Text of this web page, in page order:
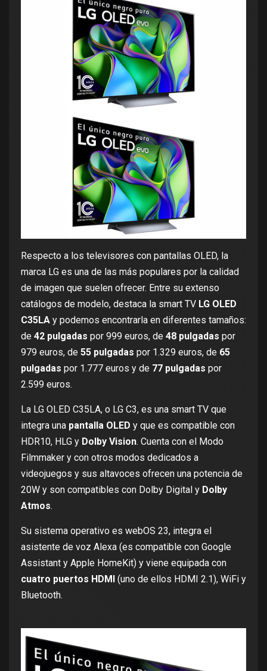
Respecto a los televisores con pantallas OLED, la
marca LG es una de las más populares por la calidad
de imagen que suelen ofrecer. Entre su extenso
catálogos de modelo, destaca la smart TV LG OLED
C35LA y podemos encontrarla en diferentes tamaños:
de 42 pulgadas por 999 euros, de 48 pulgadas por
979 euros, de 55 pulgadas por 1.329 euros, de 65
pulgadas por 1.777 euros y de 77 pulgadas por
2.599 euros.
La LG OLED C35LA, o LG C3, es una smart TV que
integra una pantalla OLED y que es compatible con
HDR10, HLG y Dolby Vision. Cuenta con el Modo
Filmmaker y con otros modos dedicados a
videojuegos y sus altavoces ofrecen una potencia de
20W y son compatibles con Dolby Digital y Dolby
Atmos.
Su sistema operativo es webOS 23, integra el
asistente de voz Alexa (es compatible con Google
Assistant y Apple HomeKit) y viene equipada con
cuatro puertos HDMI (uno de ellos HDMI 2.1), WiFi y
Bluetooth.